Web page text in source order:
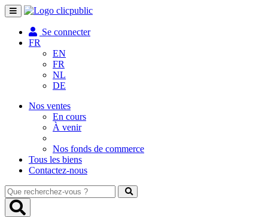
Toggle
navigation
Se connecter
FR
EN
FR
NL
DE
Nos ventes
En cours
À venir
Nos fonds de commerce
Tous les biens
Contactez-nous
Que
recherchez-
vous